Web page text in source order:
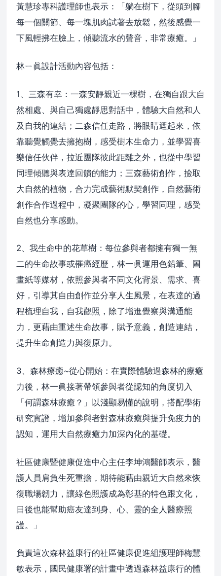
黃慧珍專科護理師也表示：「躺在樹下，從頭到腳
每一個關節、每一塊肌肉試著去放鬆，然後感覺一
下風輕拂在臉上，傾聽流水的聲音，非常療癒。」
林ㄧ眞設計活動內容包括：
1、三森有幸：一森安靜親近一棵樹，在獨自跟大自
然相處、與自己獨處靜思對話中，體驗大自然和人
及自我的連結；二森信任走路，將眼睛遮起來，依
靠聽覺觸覺去擁抱樹，感受樹木生命力，並學習喜
樂信任伙伴，拉近團隊彼此距離之外，也從中學習
同理傾聽與表達回饋的能力；三森藝術創作，撿取
大自然的植物，合力完成藝術默契創作，自然藝術
創作合作過程中，凝聚團隊的心，學習同理，感受
自然也分享感動。
2、我生命中的花草樹：每位參與者都擁有獨一無
二的生命故事或罹癌經歷，林一眞運用色鉛筆、圖
畫紙等媒材，依照參與者不同文化背景、需求、喜
好，引導其自由創作並分享人生風景，在表達的過
程梳理自我，自我觀照，除了增進覺察與溝通能
力，更藉由重述生命故事，賦予意義，創造連結，
提升生命創造力與復原力。
3、森林療癒~從心開始：在實際體驗過森林的療癒
力後，林一眞接著帶領參與者從認知的角度切入
「何謂森林療癒？」以淺顯易懂的說明，搭配學術
研究實證，增加參與者對森林療癒與提升免疫力的
認知，運用大自然療癒力加深內化的基礎。
社區健康暨健康促進中心主任李坤鴻醫師表示，醫
護人員肩負生死重擔，期待能藉由親近大自然來恢
復職場韌力，讓綠色照護成為彰基的特色跟文化，
日後也能幫助癌友達到身、心、靈的全人醫療照
護。」
負責這次森林益康行的社區健康促進組護理師梅慧
敏表示，國民健康署的計畫中透過森林益康行的體